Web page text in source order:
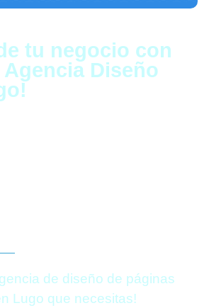
tu negocio con
Agencia Diseño
de diseño de páginas
Lugo que necesitas!